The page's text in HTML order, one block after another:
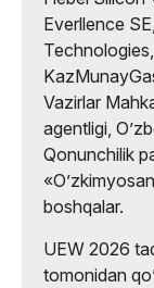
Everllence
Vazirlar
agentligi,
Qonunchilik
boshqalar.
UEW 2026
tomonidan